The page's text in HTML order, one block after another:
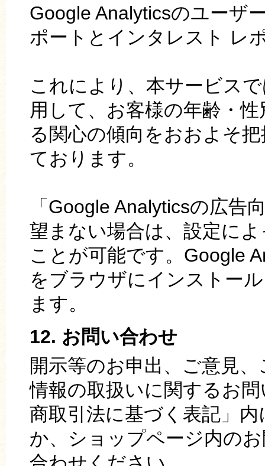
Google Analyticsのユーザ
ポートとインタレスト レ
これにより、本サービス
用して、お客様の年齢・
る関心の傾向をおおよそ
ております。
「Google Analyticsの広告
望まない場合は、設定に
ことが可能です。Google
をブラウザにインストー
ます。
12. お問い合わせ
開示等のお申出、ご意見
情報の取扱いに関するお
商取引法に基づく表記」
か、ショップページ内の